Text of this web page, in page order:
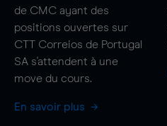
de CMC ayant des
positions ouvertes sur
CTT Correios de Portugal
SA s'attendent à une
move du cours.
En savoir plus